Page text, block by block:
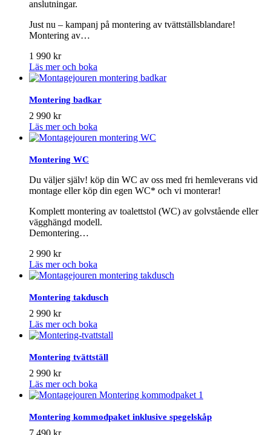
anslutningar.
Just nu – kampanj på montering av tvättställsblandare!
Montering av…
1 990 kr
Läs mer och boka
Montering badkar
2 990 kr
Läs mer och boka
Montering WC
Du väljer själv! köp din WC av oss med fri hemleverans vid
montage eller köp din egen WC* och vi monterar!
Komplett montering av toalettstol (WC) av golvstående eller
vägghängd modell.
Demontering…
2 990 kr
Läs mer och boka
Montering takdusch
2 990 kr
Läs mer och boka
Montering tvättställ
2 990 kr
Läs mer och boka
Montering kommodpaket inklusive spegelskåp